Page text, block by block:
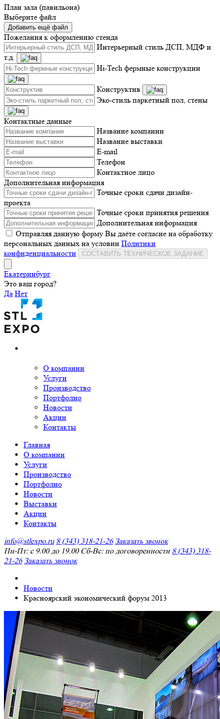
План зала (павильона)
Выберите файл
Добавить ещё файл
Пожелания к оформлению стенда
Интерьерный стиль ДСП, МДФ и
т.д.
Hi-Tech фермные конструкции
Конструктив
Эко-стиль паркетный пол, стены
Контактные данные
Название компании
Название выставки
E-mail
Телефон
Контактное лицо
Дополнительная информация
Точные сроки сдачи дизайн-
проекта
Точные сроки принятия решения
Дополнительная информация
Отправляя данную форму Вы даёте согласие на обработку
персональных данных на условии Политики
конфиденциальности
СОСТАВИТЬ ТЕХНИЧЕСКОЕ ЗАДАНИЕ
Екатеринбург
Это ваш город?
Да Нет
О компании
Услуги
Производство
Портфолио
Новости
Акции
Контакты
Главная
О компании
Услуги
Производство
Портфолио
Новости
Выставки
Акции
Контакты
info@stlexpo.ru 8 (343) 318-21-26 Заказать звонок
Пн-Пт: с 9.00 до 19.00 Сб-Вс: по договоренности 8 (343) 318-
21-26 Заказать звонок
Новости
Красноярский экономический форум 2013